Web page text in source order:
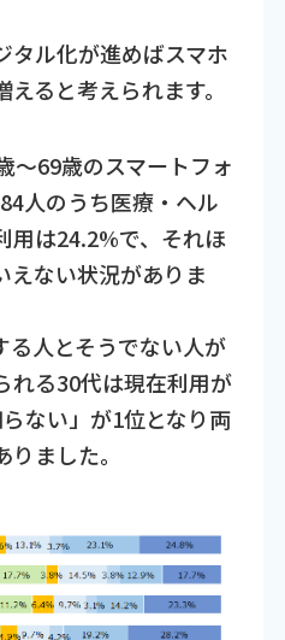
タル化が進めばスマホ
ると考えられます。
～69歳のスマートフォ
人のうち医療・ヘル
用は24.2%で、それほ
えない状況がありま
る人とそうでない人が
れる30代は現在利用が
ない」が1位となり両
ました。